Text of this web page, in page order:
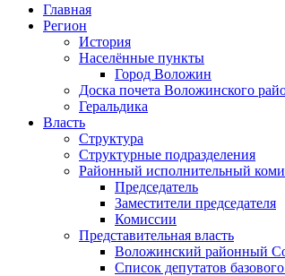
Главная
Регион
История
Населённые пункты
Город Воложин
Доска почета Воложинского
Геральдика
Власть
Структура
Структурные подразделения
Районный исполнительный
Председатель
Заместители председателя
Комиссии
Представительная власть
Воложинский районный
Список депутатов